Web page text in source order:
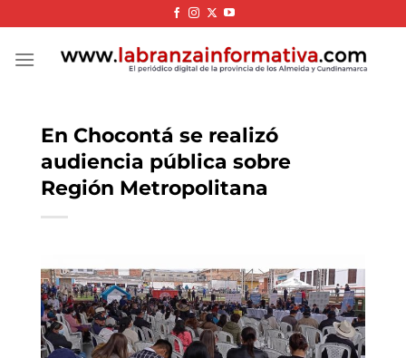
to
content
En Chocontá se realizó
audiencia pública sobre
Región Metropolitana